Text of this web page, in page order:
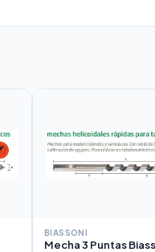
BIASSONI
Mecha 3 Puntas